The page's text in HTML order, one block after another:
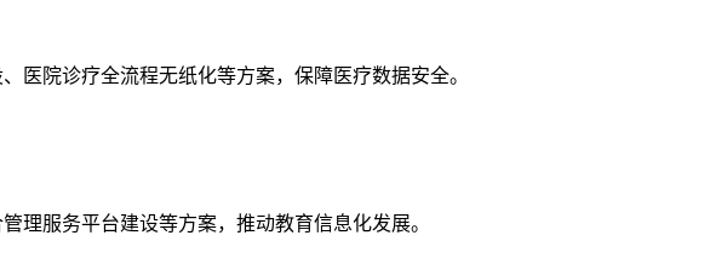
医院诊疗全流程无纸化等方案，保障医疗数据安全。
理服务平台建设等方案，推动教育信息化发展。